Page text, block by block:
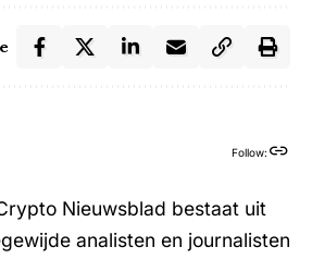
Follow:
Nieuwsblad bestaat uit
analisten en journalisten